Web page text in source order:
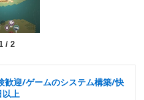
1/ 2
歓迎/ゲームのシステム構築/快
上